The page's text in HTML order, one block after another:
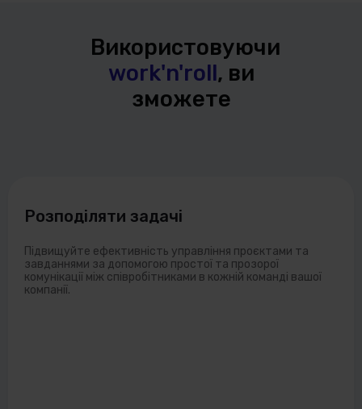
Використовуючи
work'n'roll, ви
зможете
Розподіляти задачі
Підвищуйте ефективність управління проєктами та
завданнями за допомогою простої та прозорої
комунікації між співробітниками в кожній команді вашої
компанії.